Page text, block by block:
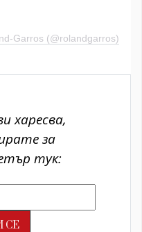
Garros (@rolandgarros)
харесва,
за
тук: